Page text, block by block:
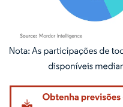
Imagem © Mordor Intelligence. O